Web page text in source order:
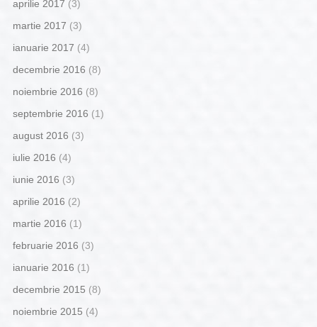
aprilie 2017 (3)
martie 2017 (3)
ianuarie 2017 (4)
decembrie 2016 (8)
noiembrie 2016 (8)
septembrie 2016 (1)
august 2016 (3)
iulie 2016 (4)
iunie 2016 (3)
aprilie 2016 (2)
martie 2016 (1)
februarie 2016 (3)
ianuarie 2016 (1)
decembrie 2015 (8)
noiembrie 2015 (4)